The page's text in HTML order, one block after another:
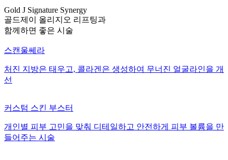
Gold J Signature Synergy
골드제이 올리지오 리프팅과
함께하면 좋은 시술
스캔울쎄라
처진 지방은 태우고, 콜라겐은 생성하여 무너진 얼굴라인을 개
선
커스텀 스킨 부스터
개인별 피부 고민을 맞춰 디테일하고 안전하게 피부 볼륨을 만
들어주는 시술